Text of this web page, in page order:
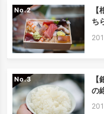
No.
ち
No.
の